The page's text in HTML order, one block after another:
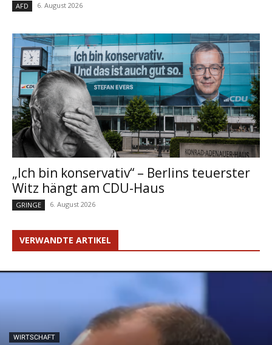
AFD 6. August 2026
„Ich bin konservativ“ – Berlins teuerster
Witz hängt am CDU-Haus
GRINGE 6. August 2026
VERWANDTE ARTIKEL
WIRTSCHAFT